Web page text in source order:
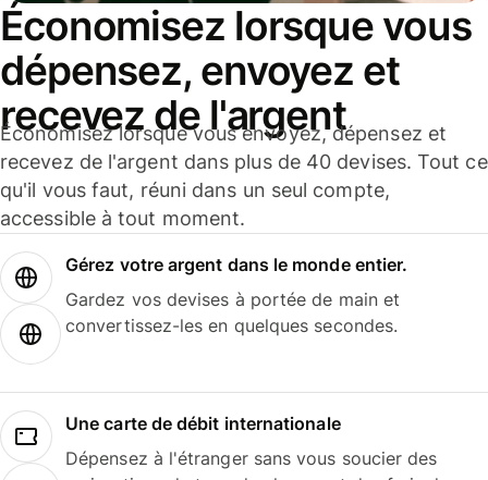
Économisez lorsque vous
dépensez, envoyez et
recevez de l'argent
Économisez lorsque vous envoyez, dépensez et
recevez de l'argent dans plus de 40 devises. Tout ce
qu'il vous faut, réuni dans un seul compte,
accessible à tout moment.
Gérez votre argent dans le monde entier.
Gardez vos devises à portée de main et
convertissez-les en quelques secondes.
Une carte de débit internationale
Dépensez à l'étranger sans vous soucier des